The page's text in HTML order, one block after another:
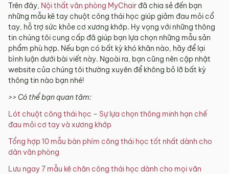
Trên đây, Nội thất văn phòng MyChair đã chia sẻ đến bạn
những mẫu kê tay chuột công thái học giúp giảm đau mỏi cổ
tay, hỗ trợ sức khỏe cơ xương khớp. Hy vọng với những thông
tin chúng tôi cung cấp đã giúp bạn lựa chọn những mẫu sản
phẩm phù hợp. Nếu bạn có bất kỳ khó khăn nào, hãy để lại
bình luận dưới bài viết này. Ngoài ra, bạn cũng nên cập nhật
website của chúng tôi thường xuyên để không bỏ lỡ bất kỳ
thông tin nào bạn nhé!
>> Có thể bạn quan tâm:
Lót chuột công thái học – Sự lựa chọn thông minh hạn chế
đau mỏi cơ tay và xương khớp
Tổng hợp 10 mẫu bàn phím công thái học tốt nhất dành cho
dân văn phòng
Lưu ngay 7 mẫu kê chân công thái học dành cho mọi văn